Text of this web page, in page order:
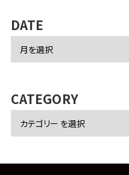
DATE
カ
ブ
CATEGORY